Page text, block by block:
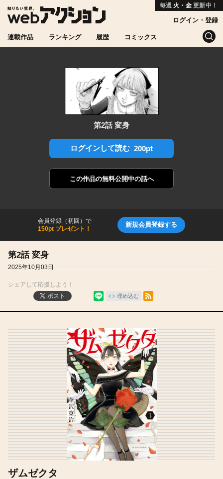
毎週 火・金 更新中！
連載作品 ランキング 履歴 コミックス
ログイン・登録
第2話 変身
ログインして読む 200pt
この作品の無料公開中の話へ
会員登録（初回）で
150pt プレゼント！
新規会員登録する
第2話 変身
2025年10月03日
シェアして応援しよう！
ポスト
埋め込む
RSSフィード
ザムゼクタ